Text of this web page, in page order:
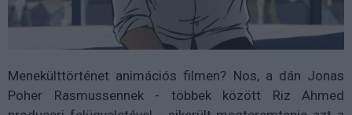
Menekülttörténet animációs filmen? Nos, a dán Jonas
Poher Rasmussennek - többek között Riz Ahmed